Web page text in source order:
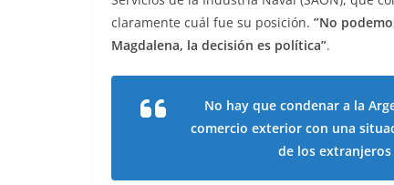
claramente cuál fue su posición. ”No
Magdalena, la decisión es política”.
No hay que condenar a la
comercio exterior con una
de los